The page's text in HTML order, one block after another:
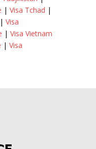
| Visa Tchad |
| Visa
| Visa Vietnam
| Visa